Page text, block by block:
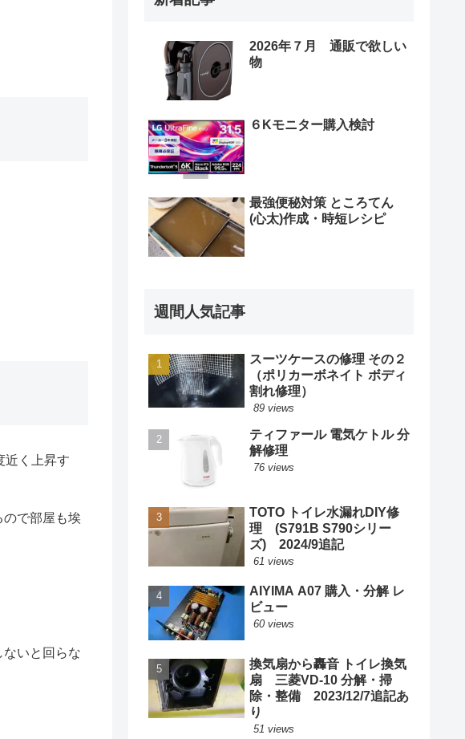
近く上昇す
ので部屋も埃
いと回らな
2026年７月 通販で欲しい
物
６Kモニター購入検討
最強便秘対策 ところてん
(心太)作成・時短レシピ
週間人気記事
スーツケースの修理 その２
（ポリカーボネイト ボディ
割れ修理）
89 views
ティファール 電気ケトル 分
解修理
76 views
TOTO トイレ水漏れDIY修
理 (S791B S790シリー
ズ) 2024/9追記
61 views
AIYIMA A07 購入・分解 レ
ビュー
60 views
換気扇から轟音 トイレ換気
扇 三菱VD-10 分解・掃
除・整備 2023/12/7追記あ
り
51 views